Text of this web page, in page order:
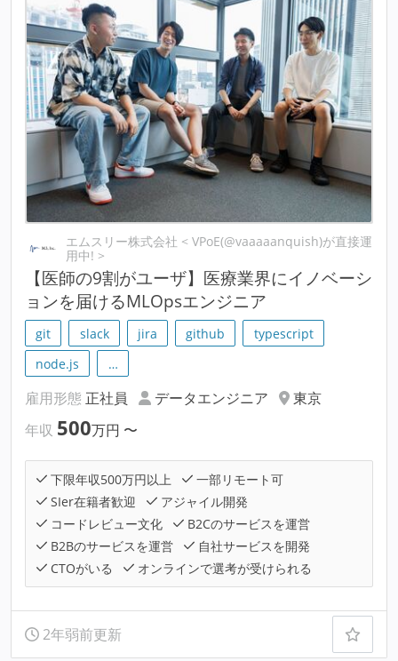
エムスリー株式会社 < VPoE(@vaaaaanquish)が直接運
用中! >
【医師の9割がユーザ】医療業界にイノベーシ
ョンを届けるMLOpsエンジニア
git slack jira github
typescript
node.js
…
雇用形態 正社員 データエンジニア
東京
年収 500万円 〜
下限年収500万円以上
一部リモート可
SIer在籍者歓迎
アジャイル開発
コードレビュー文化
B2Cのサービスを運営
B2Bのサービスを運営
自社サービスを開発
CTOがいる
オンラインで選考が受けられる
2年弱前更新